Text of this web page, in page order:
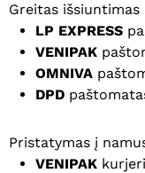
Greitas išsiuntimas
LP EXPRESS
VENIPAK
OMNIVA
DPD
Pristatymas į
VENIPAK